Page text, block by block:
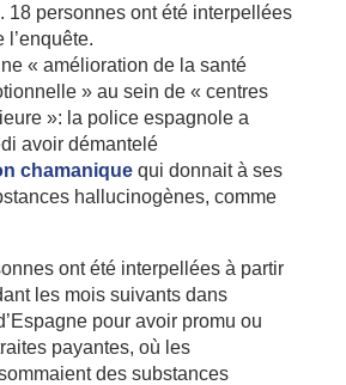
18 personnes ont été interpellées
l’enquête.
« amélioration de la santé
» au sein de « centres
»: la police espagnole a
avoir démantelé
chamaniquequi donnait à ses
hallucinogènes, comme
ont été interpellées à partir
les mois suivants dans
pour avoir promu ou
payantes, où les
des substances